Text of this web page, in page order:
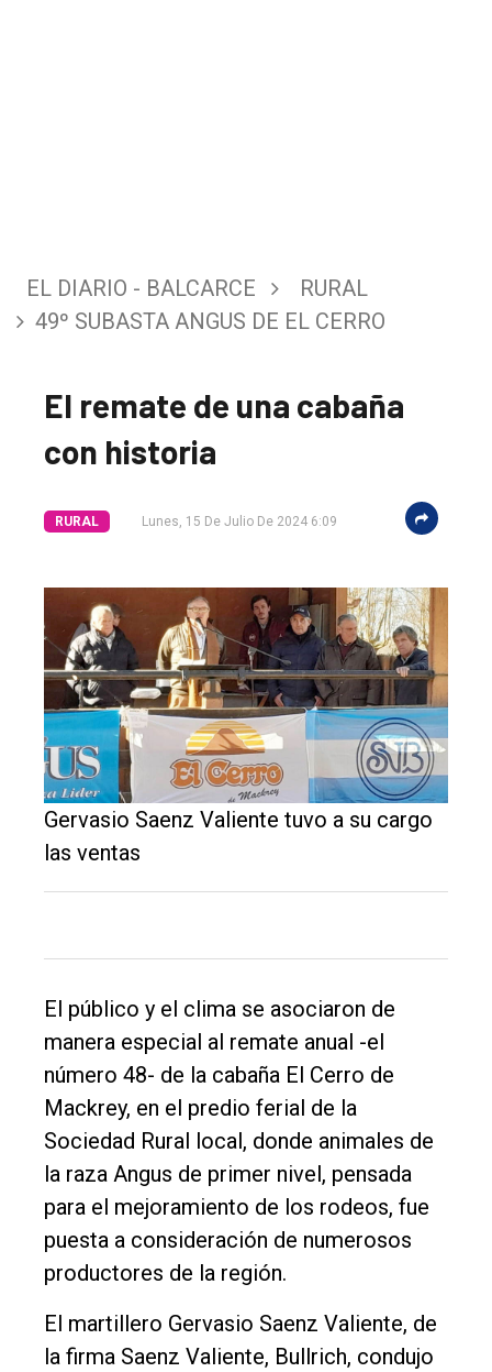
El
único
DIARIO
Balcarce
Inicio
Tendencia
Int.
General
Política
Cultura
EL DIARIO - BALCARCE
RURAL
49º SUBASTA ANGUS DE EL CERRO
El remate de una cabaña
con historia
RURAL Lunes, 15 De Julio De 2024 6:09
Gervasio Saenz Valiente tuvo a su cargo
las ventas
El público y el clima se asociaron de
manera especial al remate anual -el
número 48- de la cabaña El Cerro de
Mackrey, en el predio ferial de la
Sociedad Rural local, donde animales de
la raza Angus de primer nivel, pensada
para el mejoramiento de los rodeos, fue
puesta a consideración de numerosos
productores de la región.
El martillero Gervasio Saenz Valiente, de
la firma Saenz Valiente, Bullrich, condujo